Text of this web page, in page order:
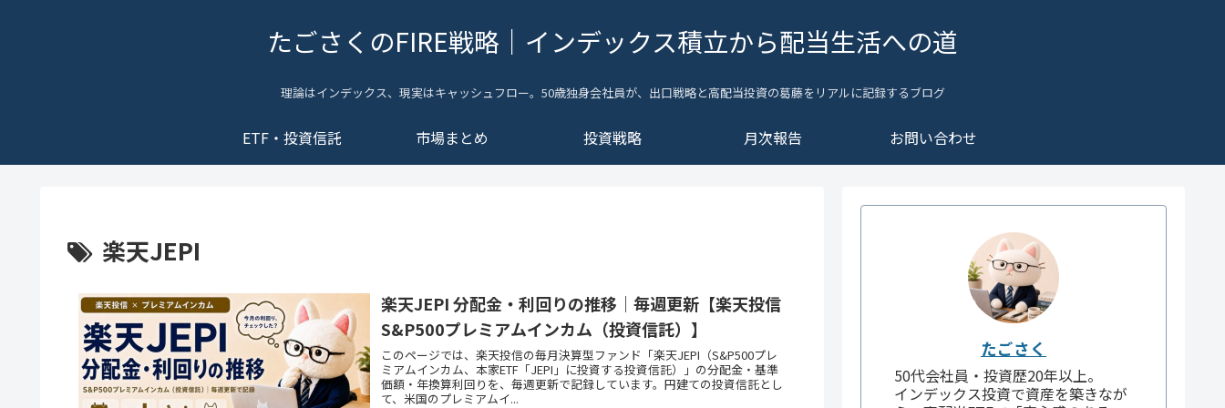
たごさくのFIRE戦略｜インデックス積立から配当生活への道
理論はインデックス、現実はキャッシュフロー。50歳独身会社員が、出口戦略と高配当投資の葛藤をリアルに記録するブログ
ETF・投資信託 市場まとめ 投資戦略 月次報告 お問い合わせ
楽天JEPI
楽天JEPI 分配金・利回りの推移｜毎週更新【楽天投信
S&P500プレミアムインカム（投資信託）】
このページでは、楽天投信の毎月決算型ファンド「楽天JEPI（S&P500プレ
ミアムインカム、本家ETF「JEPI」に投資する投資信託）」の分配金・基準
価額・年換算利回りを、毎週更新で記録しています。円建ての投資信託とし
て、米国のプレミアムイ...
たごさく
50代会社員・投資歴20年以上。
インデックス投資で資産を築きなが